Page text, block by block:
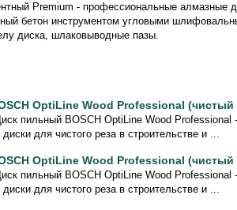
Premium - профессиональные алмазные
бетон инструментом угловыми
диска, шлаковыводные пазы.
OptiLine Wood Professional (чистый
пильный BOSCH OptiLine Wood Professional
для чистого реза в строительстве и ...
OptiLine Wood Professional (чистый
пильный BOSCH OptiLine Wood Professional
для чистого реза в строительстве и ...